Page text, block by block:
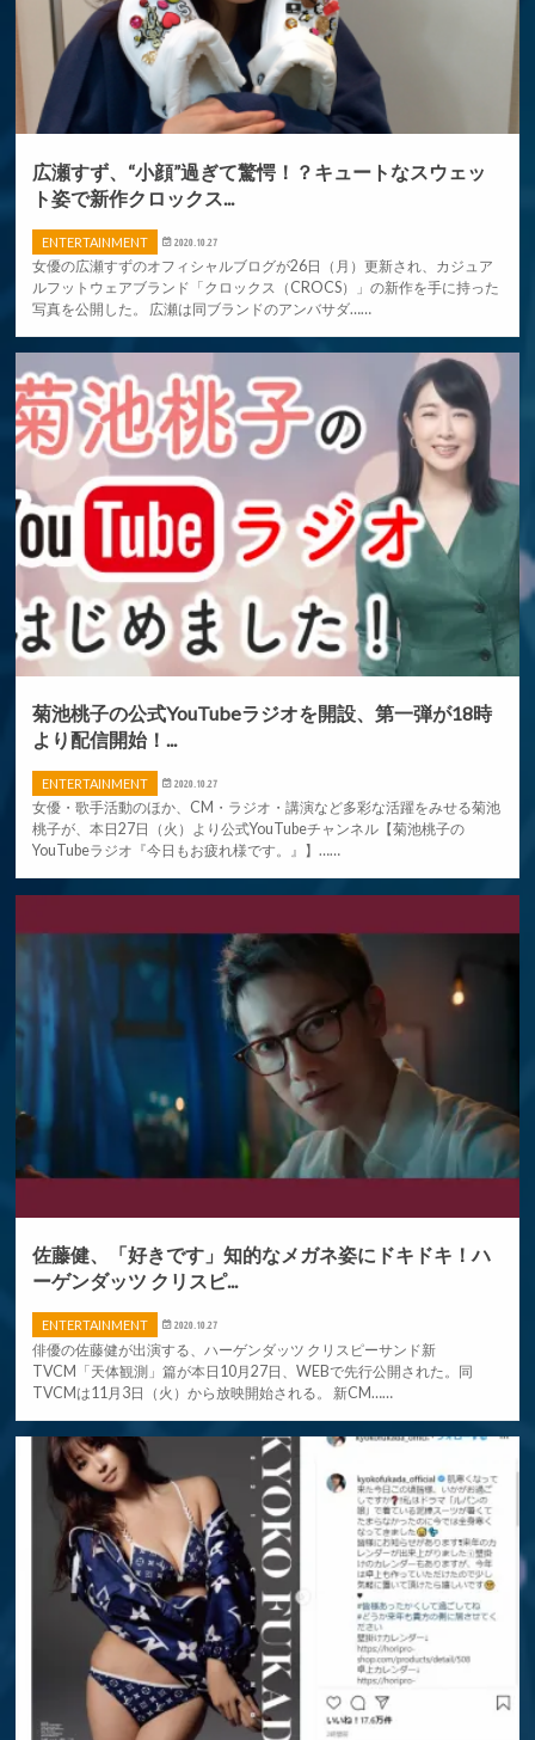
広瀬すず、“小顔”過ぎて驚愕！？キュートなスウェッ
ト姿で新作クロックス...
ENTERTAINMENT 2020.10.27
女優の広瀬すずのオフィシャルブログが26日（月）更新され、カジュア
ルフットウェアブランド「クロックス（CROCS）」の新作を手に持った
写真を公開した。 広瀬は同ブランドのアンバサダ……
菊池桃子の公式YouTubeラジオを開設、第一弾が18時
より配信開始！...
ENTERTAINMENT 2020.10.27
女優・歌手活動のほか、CM・ラジオ・講演など多彩な活躍をみせる菊池
桃子が、本日27日（火）より公式YouTubeチャンネル【菊池桃子の
YouTubeラジオ『今日もお疲れ様です。』】……
佐藤健、「好きです」知的なメガネ姿にドキドキ！ハ
ーゲンダッツ クリスピ...
ENTERTAINMENT 2020.10.27
俳優の佐藤健が出演する、ハーゲンダッツ クリスピーサンド新
TVCM「天体観測」篇が本日10月27日、WEBで先行公開された。同
TVCMは11月3日（火）から放映開始される。 新CM……